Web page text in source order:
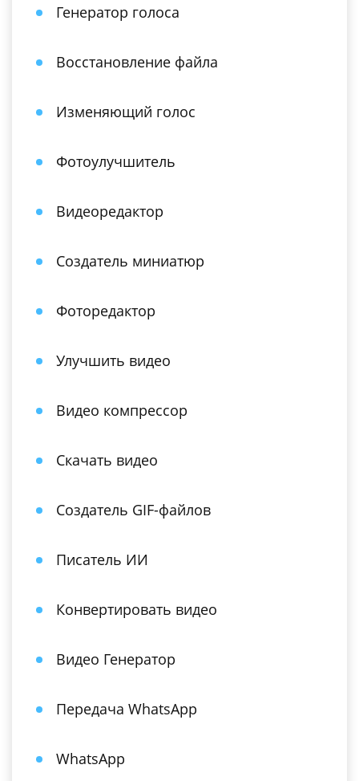
Генератор голоса
Восстановление файла
Изменяющий голос
Фотоулучшитель
Видеоредактор
Создатель миниатюр
Фоторедактор
Улучшить видео
Видео компрессор
Скачать видео
Создатель GIF-файлов
Писатель ИИ
Конвертировать видео
Видео Генератор
Передача WhatsApp
WhatsApp